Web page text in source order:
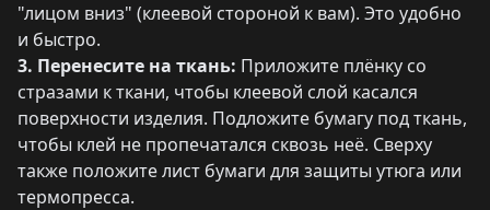
"лицом вниз" (клеевой стороной к вам). Это удобно
и быстро.
3. Перенесите на ткань: Приложите плёнку со
стразами к ткани, чтобы клеевой слой касался
поверхности изделия. Подложите бумагу под ткань,
чтобы клей не пропечатался сквозь неё. Сверху
также положите лист бумаги для защиты утюга или
термопресса.